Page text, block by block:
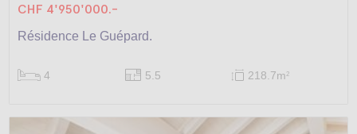
CHF 4'950'000.-
Résidence Le Guépard.
4 5.5 218.7m2